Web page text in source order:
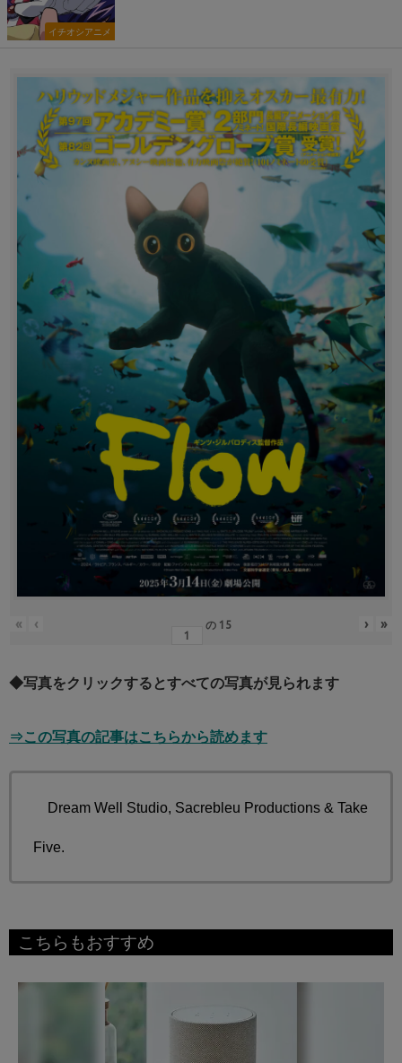
イチオシアニメ
« ‹ の 15 › »
◆写真をクリックするとすべての写真が見られます
⇒この写真の記事はこちらから読めます
©Dream Well Studio, Sacrebleu Productions & Take
Five.
こちらもおすすめ